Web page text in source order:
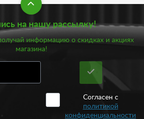
предложен богатый ассортименте
есть в наличии шноркели, форточки,
на нашу рассылку!
информацию о скидках и акциях
магазина!
Согласен с
политикой
конфиденциальности